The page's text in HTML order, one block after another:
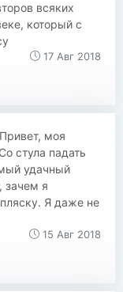
всяких
который с
17 Авг 2018
моя
стула падать
удачный
зачем я
Я даже не
15 Авг 2018